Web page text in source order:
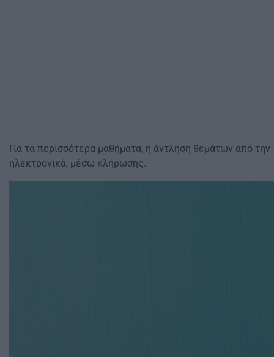
Για τα περισσότερα μαθήματα, η άντληση θεμάτων από
ηλεκτρονικά, μέσω κλήρωσης.